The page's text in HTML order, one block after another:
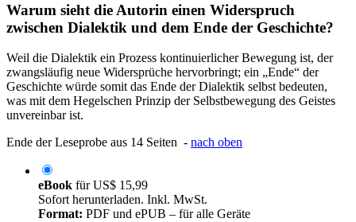
Warum sieht die Autorin einen Widerspruch
zwischen Dialektik und dem Ende der Geschichte?
Weil die Dialektik ein Prozess kontinuierlicher Bewegung ist, der
zwangsläufig neue Widersprüche hervorbringt; ein „Ende“ der
Geschichte würde somit das Ende der Dialektik selbst bedeuten,
was mit dem Hegelschen Prinzip der Selbstbewegung des Geistes
unvereinbar ist.
Ende der Leseprobe aus 14 Seiten - nach oben
eBook fürUS$ 15,99
Sofort herunterladen. Inkl. MwSt.
Format: PDF und ePUB – für alle Geräte